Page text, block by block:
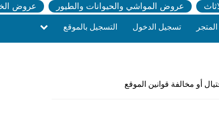
عروض المواشي والحيوانات والطيور عروض
المتجر تسجيل الدخول التسجيل بالموقع
أو مخالفة قوانين الموقع